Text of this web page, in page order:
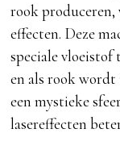
rook produceren,
effecten. Deze
speciale vloeistof
en als rook
een mystieke
lasereffecten